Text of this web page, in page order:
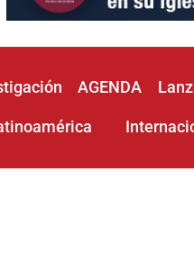
AGENDA